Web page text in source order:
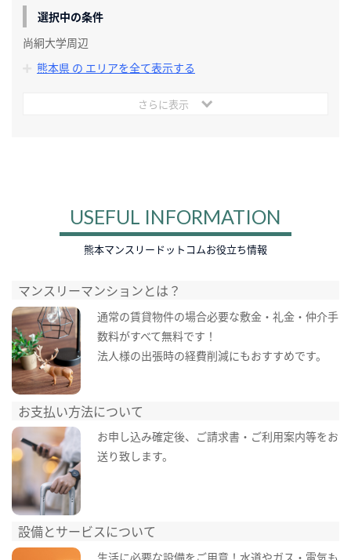
選択中の条件
尚絅大学周辺
熊本県 の エリアを全て表示する
さらに表示
USEFUL INFORMATION
熊本マンスリードットコムお役立ち情報
マンスリーマンションとは？
通常の賃貸物件の場合必要な敷金・礼金・仲介手
数料がすべて無料です！
法人様の出張時の経費削減にもおすすめです。
お支払い方法について
お申し込み確定後、ご請求書・ご利用案内等をお
送り致します。
設備とサービスについて
生活に必要な設備をご用意！水道やガス・電気も